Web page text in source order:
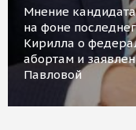
Мнение
на фоне
Кирилла о
абортам и
Павловой